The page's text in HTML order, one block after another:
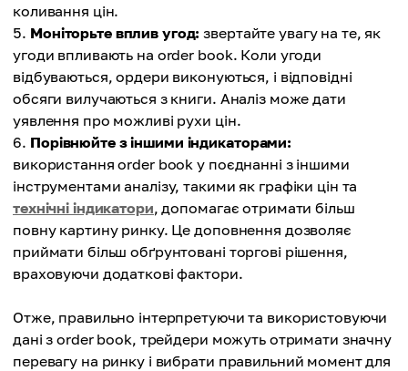
коливання цін.
Моніторьте вплив угод: звертайте увагу на те, як
угоди впливають на order book. Коли угоди
відбуваються, ордери виконуються, і відповідні
обсяги вилучаються з книги. Аналіз може дати
уявлення про можливі рухи цін.
Порівнюйте з іншими індикаторами:
використання order book у поєднанні з іншими
інструментами аналізу, такими як графіки цін та
технічні індикатори, допомагає отримати більш
повну картину ринку. Це доповнення дозволяє
приймати більш обґрунтовані торгові рішення,
враховуючи додаткові фактори.
Отже, правильно інтерпретуючи та використовуючи
дані з order book, трейдери можуть отримати значну
перевагу на ринку і вибрати правильний момент для